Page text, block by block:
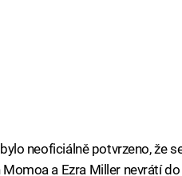
neoficiálně potvrzeno, že
Momoa a Ezra Miller nevrátí